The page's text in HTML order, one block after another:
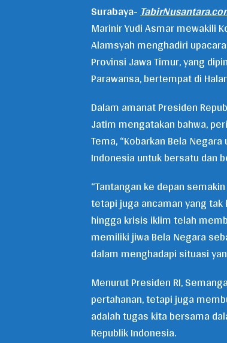
Surabaya-
Marinir Yudi Asmar mewakili
Alamsyah menghadiri
Provinsi Jawa Timur, yang
Parawansa, bertempat di
Dalam amanat Presiden
Jatim mengatakan bahwa,
Tema, “Kobarkan Bela
Indonesia untuk bersatu dan
“Tantangan ke depan
tetapi juga ancaman yang
hingga krisis iklim telah
memiliki jiwa Bela Negara
dalam menghadapi situasi
Menurut Presiden RI,
pertahanan, tetapi juga
adalah tugas kita bersama
Republik Indonesia.